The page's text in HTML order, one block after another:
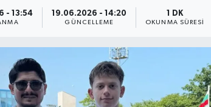
- 13:54 19.06.2026 - 14:20
GÜNCELLEME
1 DK
OKUNMA SÜRESI